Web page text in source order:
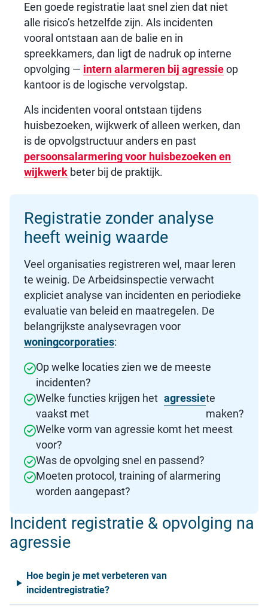
Een goede registratie laat snel zien dat niet
alle risico’s hetzelfde zijn. Als incidenten
vooral ontstaan aan de balie en in
spreekkamers, dan ligt de nadruk op interne
opvolging — intern alarmeren bij agressieop
kantoor is de logische vervolgstap.
Als incidenten vooral ontstaan tijdens
huisbezoeken, wijkwerk of alleen werken, dan
is de opvolgstructuur anders en past
persoonsalarmering voor huisbezoeken en
wijkwerk beter bij de praktijk.
Registratie zonder analyse
heeft weinig waarde
Veel organisaties registreren wel, maar leren
te weinig. De Arbeidsinspectie verwacht
expliciet analyse van incidenten en periodieke
evaluatie van beleid en maatregelen. De
belangrijkste analysevragen voor
woningcorporaties:
Op welke locaties zien we de meeste
incidenten?
Welke functies krijgen het
vaakst met
agressiete
maken?
Welke vorm van agressie komt het meest
voor?
Was de opvolging snel en passend?
Moeten protocol, training of alarmering
worden aangepast?
Incident registratie & opvolging na
agressie
Hoe begin je met verbeteren van
incidentregistratie?